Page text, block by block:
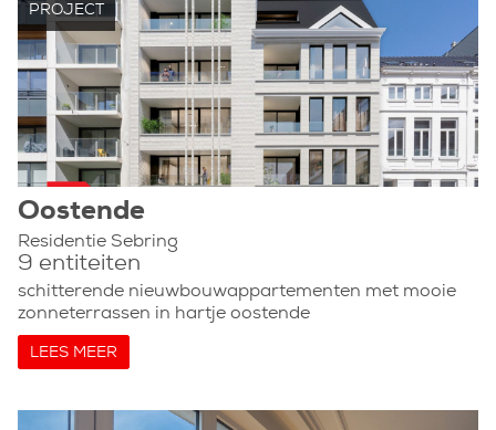
PROJECT
Oostende
Residentie Sebring
9 entiteiten
schitterende nieuwbouwappartementen met mooie
zonneterrassen in hartje oostende
LEES MEER